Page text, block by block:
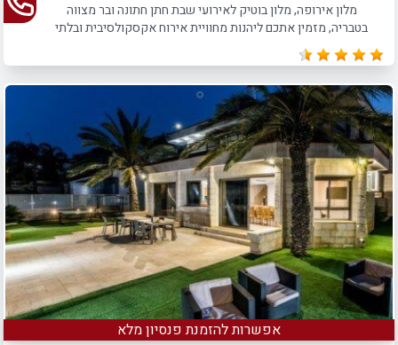
מלון אירופה, מלון בוטיק לאירועי שבת חתן חתונה ובר מצווה
בטבריה, מזמין אתכם ליהנות מחוויית אירוח אקסקולסיבית ובלתי
אפשרות להזמנת פנסיון מלא